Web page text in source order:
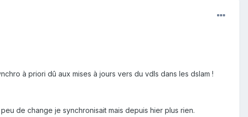
à priori dû aux mises à jours vers du vdls dans les dslam !
de change je synchronisait mais depuis hier plus rien.